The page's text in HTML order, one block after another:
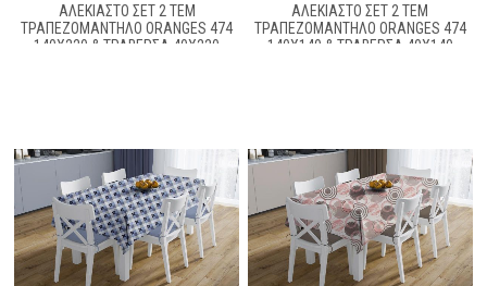
ΑΛΈΚΙΑΣΤΟ ΣΕΤ 2 ΤΕΜ
ΤΡΑΠΕΖΟΜΆΝΤΗΛΟ ORANGES 474
140X220 & ΤΡΑΒΈΡΣΑ 40X220
ΑΛΈΚΙΑΣΤΟ ΣΕΤ 2 ΤΕΜ
ΤΡΑΠΕΖΟΜΆΝΤΗΛΟ ORANGES 474
140X140 & ΤΡΑΒΈΡΣΑ 40X140